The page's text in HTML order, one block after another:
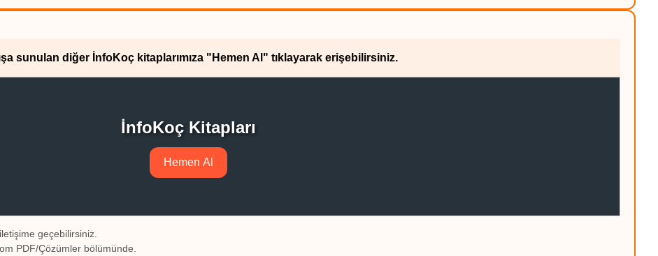
sunulan diğer İnfoKoç kitaplarımıza "Hemen Al" tıklayarak erişebilirsiniz.
İnfoKoç Kitapları
Hemen Al
geçebilirsiniz.
PDF/Çözümler bölümünde.